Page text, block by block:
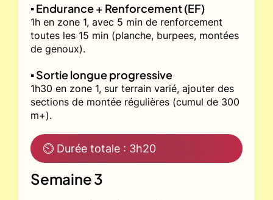
▪️ Endurance + Renforcement (EF)
1h en zone 1, avec 5 min de renforcement
toutes les 15 min (planche, burpees, montées
de genoux).
▪️ Sortie longue progressive
1h30 en zone 1, sur terrain varié, ajouter des
sections de montée régulières (cumul de 300
m+).
⏲ Durée totale : 3h20
Semaine 3